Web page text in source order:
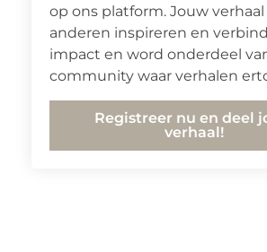
op ons platform. Jouw
anderen inspireren en
impact en word onderdeel
community waar verhalen
Registreer nu en deel
verhaal!